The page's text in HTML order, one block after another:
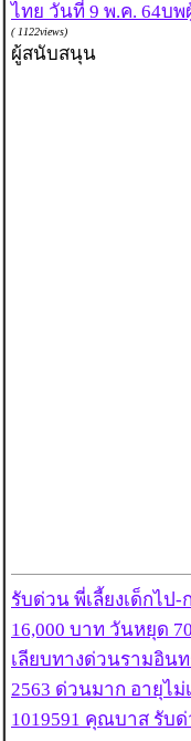
ไทย วันที่ 9 พ.ค. 64บพ
( 1122views)
ผู้สนับสนุน
รับด่วน พี่เลี้ยงเด็กไป-
16,000 บาท วันหยุด
เลียบทางด่วนรามอิน
2563 ด่วนมาก อายุไม่
1019591 คุณบาส รับด่